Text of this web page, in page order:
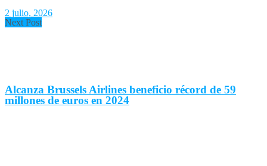
2 julio, 2026
Next Post
Alcanza Brussels Airlines beneficio récord de 59
millones de euros en 2024